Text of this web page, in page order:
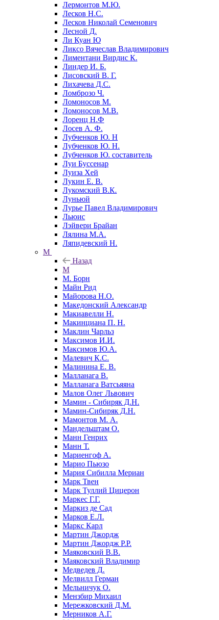
Лермонтов М.Ю.
Лесков Н.С.
Лесков Николай Семенович
Лесной Д.
Ли Куан Ю
Ликсо Вячеслав Владимирович
Лиментани Вирдис К.
Линдер И. Б.
Лисовский В. Г.
Лихачева Д.С.
Ломброзо Ч.
Ломоносов М.
Ломоносов М.В.
Лоренц Н.Ф
Лосев А. Ф.
Лубченков Ю. Н
Лубченков Ю. Н.
Лубченков Ю. составитель
Луи Буссенар
Луиза Хей
Лукин Е. В.
Лукомский В.К.
Луньюй
Лурье Павел Владимирович
Льюис
Лэйвери Брайан
Лялина М.А.
Ляпидевский Н.
М
Назад
М
М. Борн
Майн Рид
Майорова Н.О.
Македонский Александр
Макиавелли Н.
Макинциана П. Н.
Маклин Чарльз
Максимов И.И.
Максимов Ю.А.
Малевич К.С.
Малинина Е. В.
Малланага В.
Малланага Ватсьяяна
Малов Олег Львович
Мамин - Сибиряк Д.Н.
Мамин-Сибиряк Д.Н.
Мамонтов М. А.
Мандельштам О.
Манн Генрих
Манн Т.
Мариенгоф А.
Марио Пьюзо
Мария Сибилла Мериан
Марк Твен
Марк Туллий Цицерон
Маркес Г.Г.
Маркиз де Сад
Марков Е.Л.
Маркс Карл
Мартин Джордж
Мартин Джордж Р.Р.
Маяковский В.В.
Маяковский Владимир
Медведев Д.
Мелвилл Герман
Мельничук О.
Мензбир Михаил
Мережковский Д.М.
Мерников А.Г.